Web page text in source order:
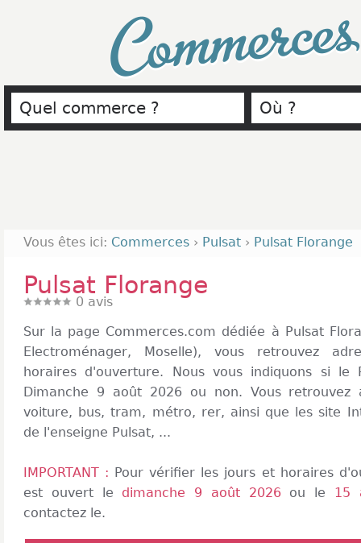
Vous êtes ici: Commerces › Pulsat › Pulsat Florange
Pulsat Florange
0 avis
Sur la page Commerces.com dédiée à Pulsat
Electroménager, Moselle), vous retrouvez
horaires d'ouverture. Nous vous indiquons si le
Dimanche 9 août 2026 ou non. Vous retrouvez
voiture, bus, tram, métro, rer, ainsi que les site
de l'enseigne Pulsat, ...
IMPORTANT : Pour vérifier les jours et horaires
est ouvert le dimanche 9 août 2026ou le 15
contactez le.